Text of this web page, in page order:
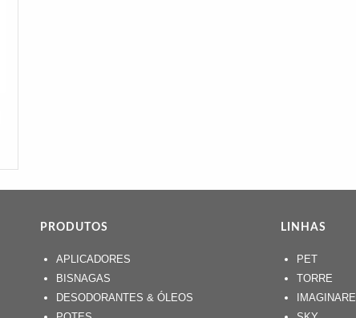
PRODUTOS
APLICADORES
BISNAGAS
DESODORANTES & ÓLEOS
LINHAS
PET
TORRE
IMAGINARE